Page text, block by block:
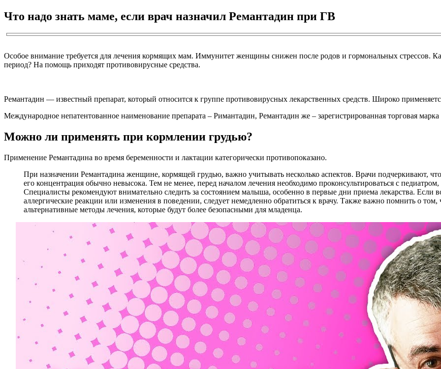
Что надо знать маме, если врач назначил Ремантадин при ГВ
Особое внимание требуется для лечения кормящих мам. Иммунитет женщины снижен после родов и гормональных стрессов.
период? На помощь приходят противовирусные средства.
Ремантадин — известный препарат, который относится к группе противовирусных лекарственных средств. Широко
Международное непатентованное наименование препарата – Римантадин, Ремантадин же – зарегистрированная торговая марка
Можно ли применять при кормлении грудью?
Применение Ремантадина во время беременности и лактации категорически противопоказано.
При назначении Ремантадина женщине, кормящей грудью, важно учитывать несколько аспектов. Врачи подчеркивают,
его концентрация обычно невысока. Тем не менее, перед началом лечения необходимо проконсультироваться с
Специалисты рекомендуют внимательно следить за состоянием малыша, особенно в первые дни приема лекарства.
аллергические реакции или изменения в поведении, следует немедленно обратиться к врачу. Также важно помнить о
альтернативные методы лечения, которые будут более безопасными для младенца.